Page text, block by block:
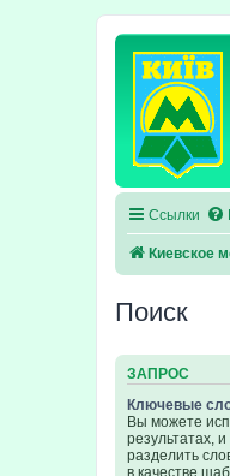
Ссылки
Киевское
Поиск
ЗАПРОС
Ключевые
Вы можете
результатах, и
разделить
в качестве